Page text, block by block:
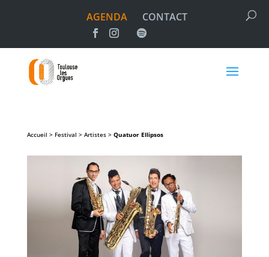
AGENDA CONTACT
Accueil > Festival > Artistes > Quatuor Ellipsos